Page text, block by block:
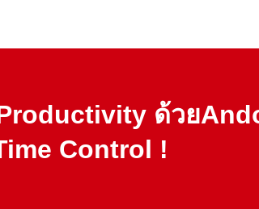
ด้วย
Control !